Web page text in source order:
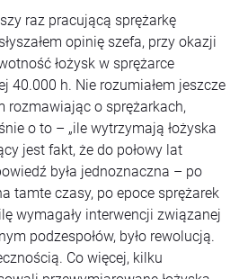
raz pracującą sprężarkę
opinię szefa, przy okazji
łożysk w sprężarce
40.000 h. Nie rozumiałem jeszcze
rozmawiając o sprężarkach,
o to – „ile wytrzymają łożyska
jest fakt, że do połowy lat
była jednoznaczna – po
tamte czasy, po epoce sprężarek
wymagały interwencji związanej
podzespołów, było rewolucją.
Co więcej, kilku